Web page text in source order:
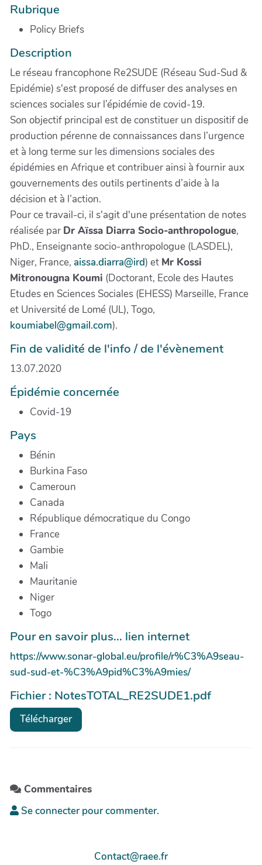
Rubrique
Policy Briefs
Description
Le réseau francophone Re2SUDE (Réseau Sud-Sud &
Epidémie) s'est proposé de diffuser des analyses en
sciences sociales sur l’épidémie de covid-19.
Son objectif principal est de constituer un dispositif de
production pérenne de connaissances dans l’urgence
et à long terme sur les dimensions sociales des
épidémies en Afrique et contribuer ainsi à fournir aux
gouvernements des outils pertinents d’aide à la
décision et à l’action.
Pour ce travail-ci, il s'agit d'une présentation de notes
réalisée par Dr Aïssa Diarra Socio-anthropologue,
PhD., Enseignante socio-anthropologue (LASDEL),
Niger, France, aissa.diarra@ird) et Mr Kossi
Mitronougna Koumi (Doctorant, Ecole des Hautes
Etudes en Sciences Sociales (EHESS) Marseille, France
et Université de Lomé (UL), Togo,
koumiabel@gmail.com).
Fin de validité de l'info / de l'évènement
13.07.2020
Épidémie concernée
Covid-19
Pays
Bénin
Burkina Faso
Cameroun
Canada
République démocratique du Congo
France
Gambie
Mali
Mauritanie
Niger
Togo
Pour en savoir plus... lien internet
https://www.sonar-global.eu/profile/r%C3%A9seau-
sud-sud-et-%C3%A9pid%C3%A9mies/
Fichier : NotesTOTAL_RE2SUDE1.pdf
Télécharger
Commentaires
Se connecter pour commenter.
Contact@raee.fr